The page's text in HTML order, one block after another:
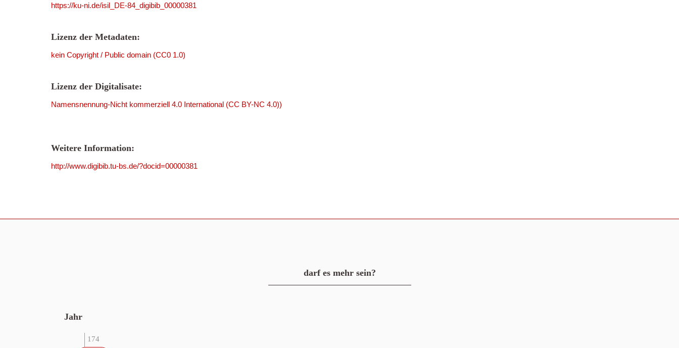
https://ku-ni.de/isil_DE-84_digibib_00000381
Lizenz der Metadaten:
kein Copyright / Public domain (CC0 1.0)
Lizenz der Digitalisate:
Namensnennung-Nicht kommerziell 4.0 International (CC BY-NC 4.0))
Weitere Information:
http://www.digibib.tu-bs.de/?docid=00000381
darf es mehr sein?
Jahr
174